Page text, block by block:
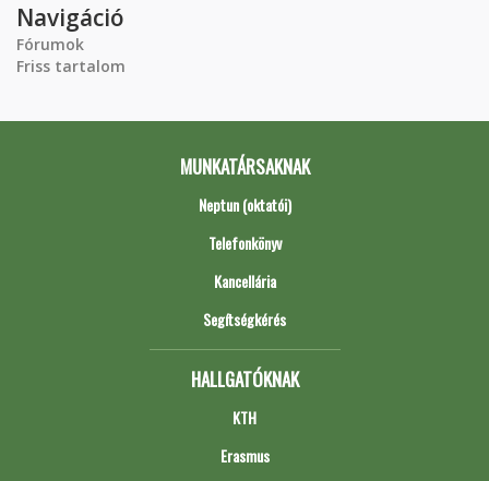
Navigáció
Fórumok
Friss tartalom
MUNKATÁRSAKNAK
Neptun (oktatói)
Telefonkönyv
Kancellária
Segítségkérés
HALLGATÓKNAK
KTH
Erasmus